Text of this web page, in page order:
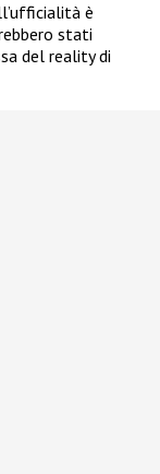
è
stati
del reality di